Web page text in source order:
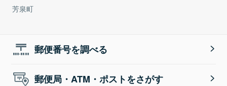
芳泉町
郵便番号を調べる
郵便局・ATM・ポストをさがす